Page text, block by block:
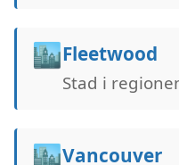
🏙️Fleetwood
Stad i
🏙️Vancouver